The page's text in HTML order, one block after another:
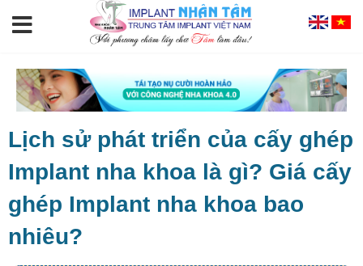
Lịch sử phát triển của cấy ghép
Implant nha khoa là gì? Giá cấy
ghép Implant nha khoa bao
nhiêu?